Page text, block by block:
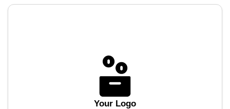
Your Logo